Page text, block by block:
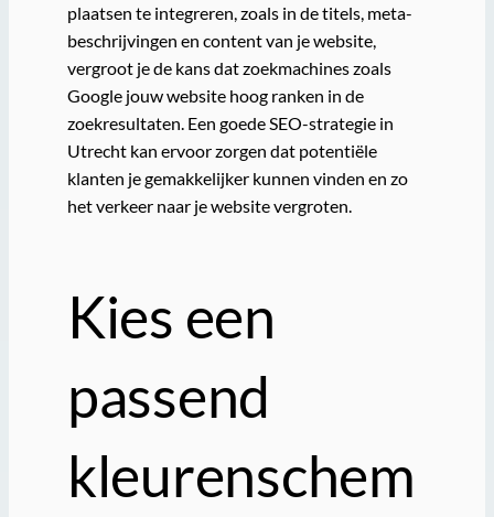
plaatsen te integreren, zoals in de titels, meta-
beschrijvingen en content van je website,
vergroot je de kans dat zoekmachines zoals
Google jouw website hoog ranken in de
zoekresultaten. Een goede SEO-strategie in
Utrecht kan ervoor zorgen dat potentiële
klanten je gemakkelijker kunnen vinden en zo
het verkeer naar je website vergroten.
Kies een
passend
kleurenschem